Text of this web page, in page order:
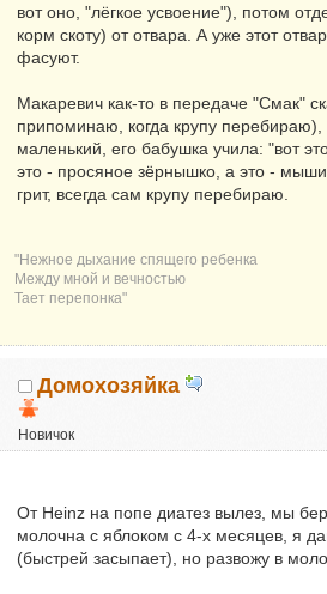
вот оно, "лёгкое усвоение"), потом
корм скоту) от отвара. А уже этот
фасуют.
Макаревич как-то в передаче "Смак"
припоминаю, когда крупу перебираю),
маленький, его бабушка учила: "вот
это - просяное зёрнышко, а это -
грит, всегда сам крупу перебираю.
"Нежное дыхание спящего ребенка
Между мной и вечностью
Тает перепонка"
Домохозяйка
Новичок
От Heinz на попе диатез вылез, мы
молочна с яблоком с 4-х месяцев, я
(быстрей засыпает), но развожу в